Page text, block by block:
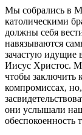
Мы собрались в
католическими
должны себя
навязываются
зачастую идущие
Иисус Христос.
чтобы заключить
компромиссах,
они услышали
обеспокоенность